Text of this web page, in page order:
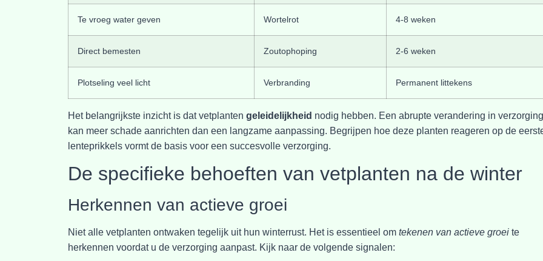
Te vroeg water geven Wortelrot 4-8 weken
Direct bemesten Zoutophoping 2-6 weken
Plotseling veel licht Verbranding Permanent littekens
Het belangrijkste inzicht is dat vetplanten geleidelijkheid nodig hebben. Een abrupte verandering in verzorging
kan meer schade aanrichten dan een langzame aanpassing. Begrijpen hoe deze planten reageren op de
lenteprikkels vormt de basis voor een succesvolle verzorging.
De specifieke behoeften van vetplanten na de winter
Herkennen van actieve groei
Niet alle vetplanten ontwaken tegelijk uit hun winterrust. Het is essentieel om tekenen van actieve groei te
herkennen voordat u de verzorging aanpast. Kijk naar de volgende signalen: